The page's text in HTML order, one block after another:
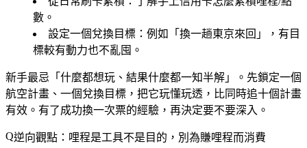
數。
設定一個兌換目標 ：例如「換一趟東京來回」，有目
標較有動力也不亂囤。
新手最忌「什麼都想玩、結果什麼都一知半解」。先鎖定一個
航空計畫、一個兌換目標，把它玩懂玩透，比同時追十個計畫
有效。有了成功換一次票的經驗，再決定要不要深入。
逆向觀點：哩程是工具不是目的，別為賺哩程而消費